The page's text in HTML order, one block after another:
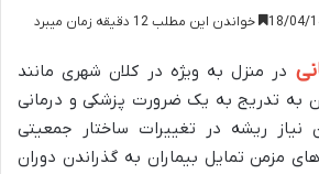
خواندن این مطلب 12 دقیقه زمان میبرد
در منزل به ویژه در کلان شهری مانند
به تدریج به یک ضرورت پزشکی و درمانی
ریشه در تغییرات ساختار جمعیتی
مزمن تمایل بیماران به گذراندن دوران